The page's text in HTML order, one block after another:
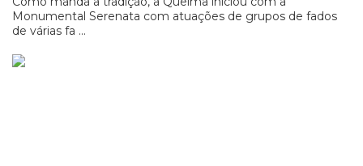
Monumental Serenata com atuações de grupos de fados
de várias fa ...